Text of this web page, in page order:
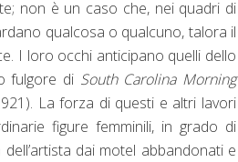
non è un caso che, nei quadri di
qualcosa o qualcuno, talora il
I loro occhi anticipano quelli dello
fulgore di South Carolina Morning
La forza di questi e altri lavori
figure femminili, in grado di
dai motel abbandonati e